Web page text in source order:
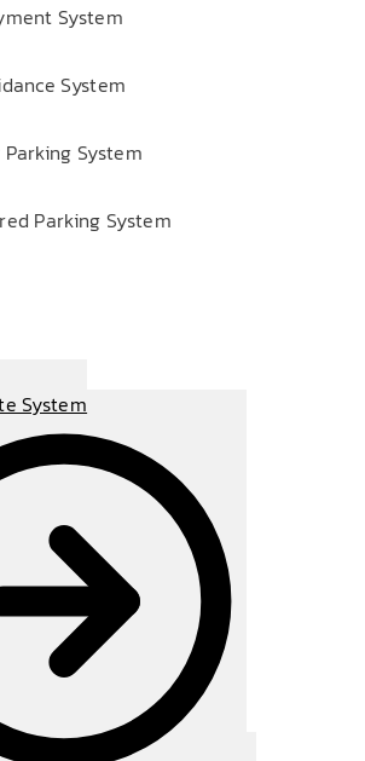
System
System
System
Parking System
System